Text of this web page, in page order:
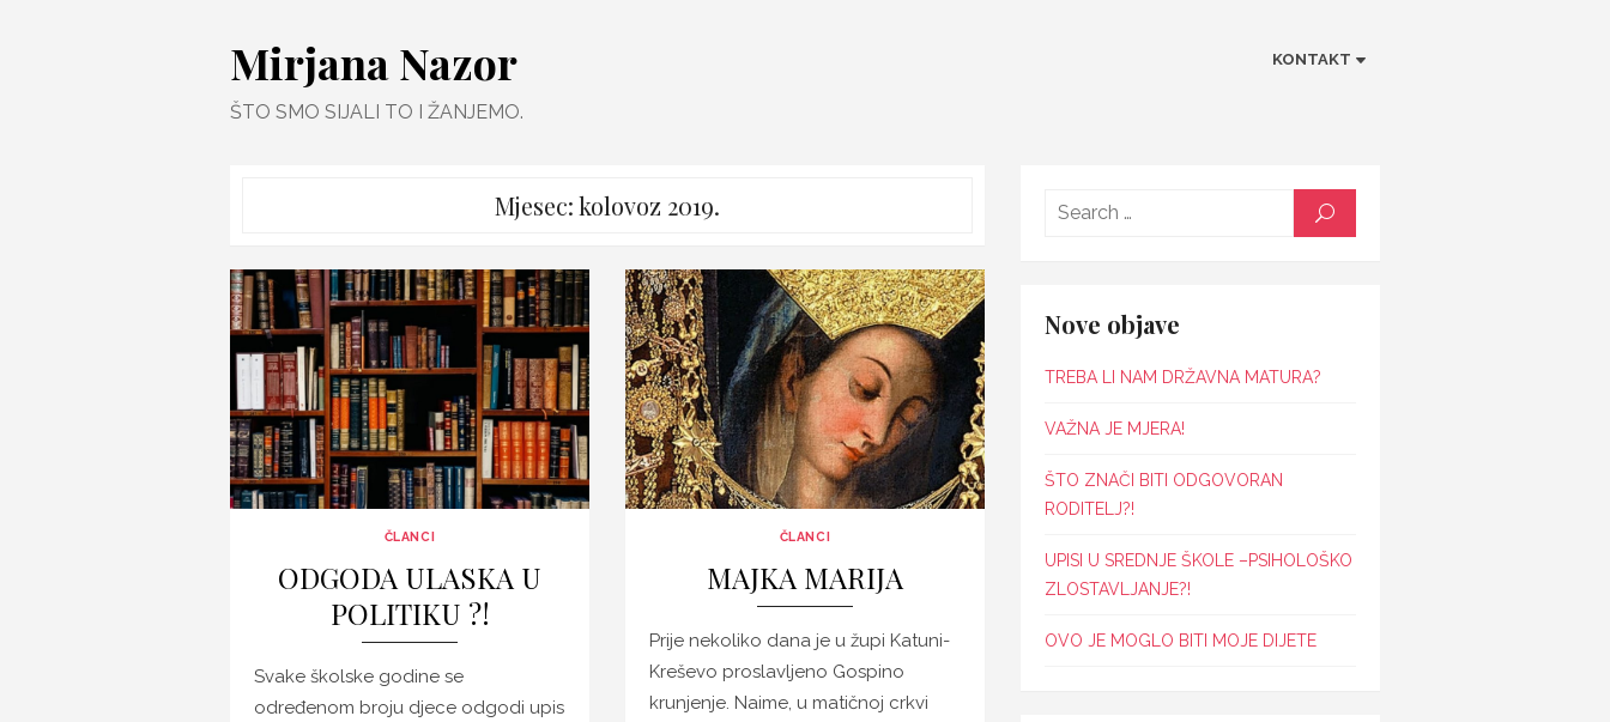
Mirjana Nazor
ŠTO SMO SIJALI TO I ŽANJEMO.
KONTAKT
Mjesec:kolovoz 2019.
ČLANCI
ODGODA ULASKA U
POLITIKU ?!
Svake školske godine se
određenom broju djece odgodi upis
ČLANCI
MAJKA MARIJA
Prije nekoliko dana je u župi Katuni-
Kreševo proslavljeno Gospino
krunjenje. Naime, u matičnoj crkvi
SEARCH
Nove objave
TREBA LI NAM DRŽAVNA MATURA?
VAŽNA JE MJERA!
ŠTO ZNAČI BITI ODGOVORAN
RODITELJ?!
UPISI U SREDNJE ŠKOLE –PSIHOLOŠKO
ZLOSTAVLJANJE?!
OVO JE MOGLO BITI MOJE DIJETE